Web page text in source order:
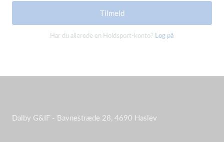
Tilmeld
Har du allerede en Holdsport-konto? Log på
Dalby G&IF - Bavnestræde 28, 4690 Haslev